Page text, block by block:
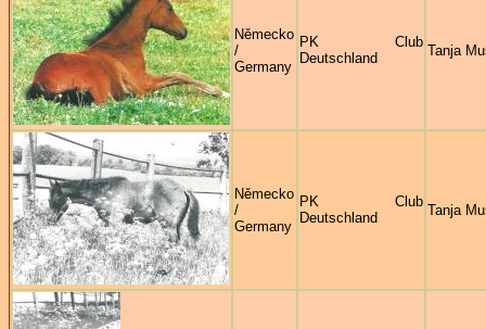
Německo
/
Germany
PK Club
Deutschland
Tanja
Německo
/
Germany
PK Club
Deutschland
Tanja